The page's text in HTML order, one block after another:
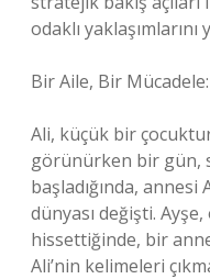
odaklı yaklaşımlarını
Bir Aile, Bir
Ali, küçük bir
görünürken bir gün,
başladığında, annesi
dünyası değişti.
hissettiğinde, bir
Ali’nin kelimeleri